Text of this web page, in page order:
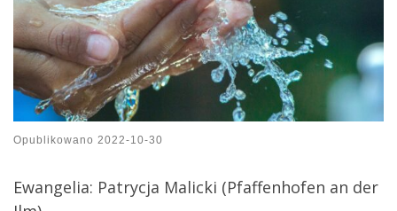
Opublikowano 2022-10-30
Ewangelia: Patrycja Malicki (Pfaffenhofen an der